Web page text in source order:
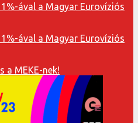
ával a Magyar Eurovíziós
ával a Magyar Eurovíziós
a MEKE-nek!